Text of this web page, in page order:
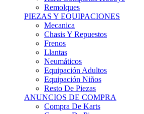
PIEZAS Y EQUIPACIONES
Mecanica
Chasis Y Repuestos
Frenos
Llantas
Neumáticos
Equipación Adultos
Equipación Niños
Resto De Piezas
ANUNCIOS DE COMPRA
Compra De Karts
Compra De Piezas
BARQUETAS, FÓRMULAS Y CM